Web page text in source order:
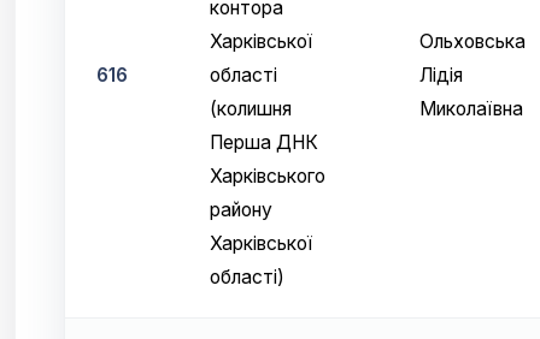
616
контора
Харківської
області
(колишня
Перша ДНК
Харківського
району
Харківської
області)
Ольховська
Лідія
Миколаївна